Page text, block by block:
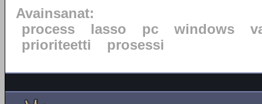
Avainsanat:
process
lasso pc windows
prioriteetti
prosessi